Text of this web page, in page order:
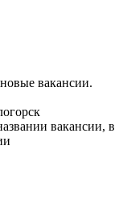
вакансии.
вакансии, в